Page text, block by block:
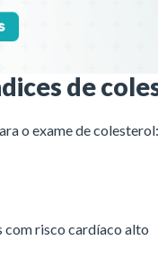
de
o exame de colesterol:
com risco cardíaco alto